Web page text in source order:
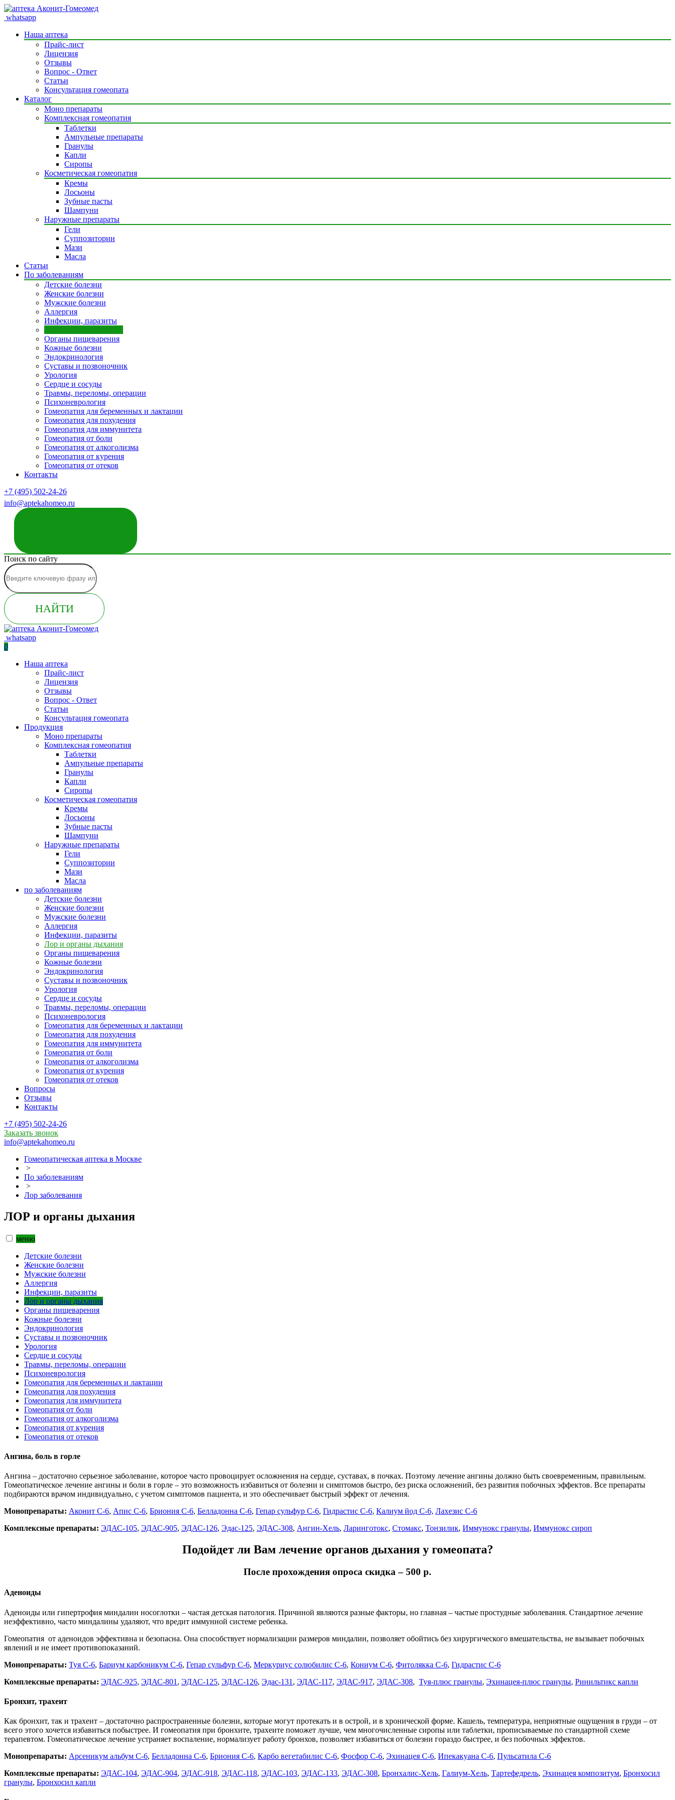
whatsapp
Наша аптека
Прайс-лист
Лицензия
Отзывы
Вопрос - Ответ
Статьи
Консультация гомеопата
Каталог
Моно препараты
Комплексная гомеопатия
Таблетки
Ампульные препараты
Гранулы
Капли
Сиропы
Косметическая гомеопатия
Кремы
Лосьоны
Зубные пасты
Шампуни
Наружные препараты
Гели
Суппозитории
Мази
Масла
Статьи
По заболеваниям
Детские болезни
Женские болезни
Мужские болезни
Аллергия
Инфекции, паразиты
Органы пищеварения
Кожные болезни
Эндокринология
Суставы и позвоночник
Урология
Сердце и сосуды
Травмы, переломы, операции
Психоневрология
Гомеопатия для беременных и лактации
Гомеопатия для похудения
Гомеопатия для иммунитета
Гомеопатия от боли
Гомеопатия от алкоголизма
Гомеопатия от курения
Гомеопатия от отеков
Контакты
+7 (495) 502-24-26
info@aptekahomeo.ru
Поиск по сайту
НАЙТИ
whatsapp
0
Наша аптека
Прайс-лист
Лицензия
Отзывы
Вопрос - Ответ
Статьи
Консультация гомеопата
Продукция
Моно препараты
Комплексная гомеопатия
Таблетки
Ампульные препараты
Гранулы
Капли
Сиропы
Косметическая гомеопатия
Кремы
Лосьоны
Зубные пасты
Шампуни
Наружные препараты
Гели
Суппозитории
Мази
Масла
по заболеваниям
Детские болезни
Женские болезни
Мужские болезни
Аллергия
Инфекции, паразиты
Лор и органы дыхания
Органы пищеварения
Кожные болезни
Эндокринология
Суставы и позвоночник
Урология
Сердце и сосуды
Травмы, переломы, операции
Психоневрология
Гомеопатия для беременных и лактации
Гомеопатия для похудения
Гомеопатия для иммунитета
Гомеопатия от боли
Гомеопатия от алкоголизма
Гомеопатия от курения
Гомеопатия от отеков
Вопросы
Отзывы
Контакты
+7 (495) 502-24-26
Заказать звонок
info@aptekahomeo.ru
Гомеопатическая аптека в Москве
>
По заболеваниям
>
Лор заболевания
ЛОР и органы дыхания
меню
Детские болезни
Женские болезни
Мужские болезни
Аллергия
Инфекции, паразиты
Лор и органы дыхания
Органы пищеварения
Кожные болезни
Эндокринология
Суставы и позвоночник
Урология
Сердце и сосуды
Травмы, переломы, операции
Психоневрология
Гомеопатия для беременных и лактации
Гомеопатия для похудения
Гомеопатия для иммунитета
Гомеопатия от боли
Гомеопатия от алкоголизма
Гомеопатия от курения
Гомеопатия от отеков
Ангина, боль в горле
Ангина – достаточно серьезное заболевание, которое часто провоцирует осложнения на сердце, суставах, в почках. Поэтому лечение ангины должно быть своевременным, правильным.
Гомеопатическое лечение ангины и боли в горле – это возможность избавиться от болезни и симптомов быстро, без риска осложнений, без развития побочных эффектов. Все препараты
подбираются врачом индивидуально, с учетом симптомов пациента, и это обеспечивает быстрый эффект от лечения.
Монопрепараты: Аконит С-6, Апис С-6, Бриония С-6, Белладонна С-6, Гепар сульфур С-6, Гидрастис С-6, Калиум йод С-6, Лахезис С-6
Комплексные препараты: ЭДАС-105, ЭДАС-905, ЭДАС-126, Эдас-125, ЭДАС-308, Ангин-Хель, Ларинготокс, Стомакс, Тонзилик, Иммунокс гранулы, Иммунокс сироп
Подойдет ли Вам лечение органов дыхания у гомеопата?
После прохождения опроса скидка – 500 р.
Аденоиды
Аденоиды или гипертрофия миндалин носоглотки – частая детская патология. Причиной являются разные факторы, но главная – частые простудные заболевания. Стандартное лечение
неэффективно, часто миндалины удаляют, что вредит иммунной системе ребенка.
Гомеопатия от аденоидов эффективна и безопасна. Она способствует нормализации размеров миндалин, позволяет обойтись без хирургического вмешательства, не вызывает побочных
явлений и не имеет противопоказаний.
Монопрепараты: Туя С-6, Бариум карбоникум С-6, Гепар сульфур С-6, Меркуриус солюбилис С-6, Кониум С-6, Фитолякка С-6, Гидрастис С-6
Комплексные препараты: ЭДАС-925, ЭДАС-801 , ЭДАС-125, ЭДАС-126, Эдас-131 , ЭДАС-117, ЭДАС-917, ЭДАС-308, Туя-плюс гранулы, Эхинацея-плюс гранулы, Ринильтикс капли
Бронхит, трахеит
Как бронхит, так и трахеит – достаточно распространенные болезни, которые могут протекать и в острой, и в хронической форме. Кашель, температура, неприятные ощущения в груди – от
всего этого хочется избавиться побыстрее. И гомеопатия при бронхите, трахеите поможет лучше, чем многочисленные сиропы или таблетки, прописываемые по стандартной схеме
терапевтом. Гомеопатическое лечение устраняет воспаление, нормализует работу бронхов, позволяет избавиться от болезни гораздо быстрее, и без побочных эффектов.
Монопрепараты: Арсеникум альбум С-6, Белладонна С-6, Бриония С-6, Карбо вегетабилис С-6, Фосфор С-6, Эхинацея С-6, Ипекакуана С-6, Пульсатила С-6
Комплексные препараты: ЭДАС-104, ЭДАС-904, ЭДАС-918, ЭДАС-118, ЭДАС-103, ЭДАС-133, ЭДАС-308, Бронхалис-Хель, Галиум-Хель, Тартефедрель, Эхинацея композитум, Бронхосил
гранулы, Бронхосил капли